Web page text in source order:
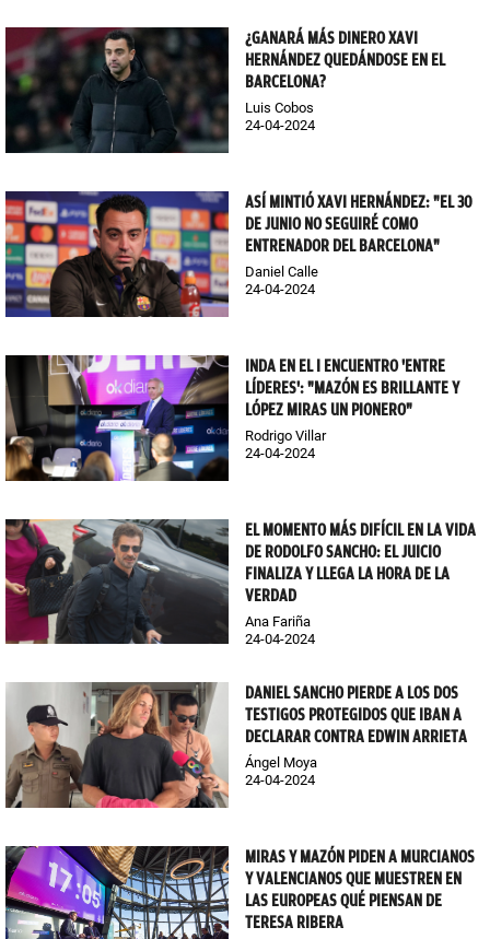
¿GANARÁ MÁS DINERO XAVI
HERNÁNDEZ QUEDÁNDOSE EN EL
BARCELONA?
Luis Cobos
24-04-2024
ASÍ MINTIÓ XAVI HERNÁNDEZ: "EL 30
DE JUNIO NO SEGUIRÉ COMO
ENTRENADOR DEL BARCELONA"
Daniel Calle
24-04-2024
INDA EN EL I ENCUENTRO 'ENTRE
LÍDERES': "MAZÓN ES BRILLANTE Y
LÓPEZ MIRAS UN PIONERO"
Rodrigo Villar
24-04-2024
EL MOMENTO MÁS DIFÍCIL EN LA VIDA
DE RODOLFO SANCHO: EL JUICIO
FINALIZA Y LLEGA LA HORA DE LA
VERDAD
Ana Fariña
24-04-2024
DANIEL SANCHO PIERDE A LOS DOS
TESTIGOS PROTEGIDOS QUE IBAN A
DECLARAR CONTRA EDWIN ARRIETA
Ángel Moya
24-04-2024
MIRAS Y MAZÓN PIDEN A MURCIANOS
Y VALENCIANOS QUE MUESTREN EN
LAS EUROPEAS QUÉ PIENSAN DE
TERESA RIBERA